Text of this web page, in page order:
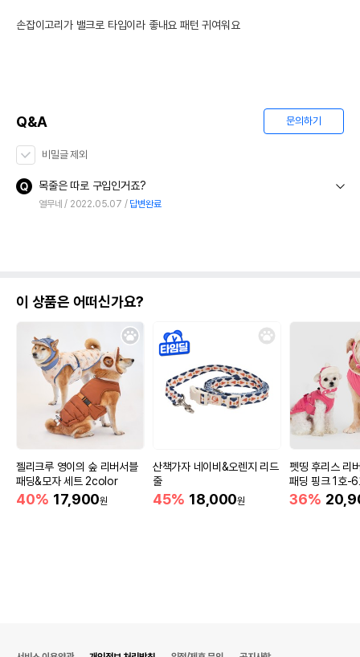
손잡이고리가 밸크로 타입이라 좋내요 패턴 귀여워요
Q&A 문의하기
비밀글 제외
목줄은 따로 구입인거죠?
열무네 2022.05.07 답변완료
이 상품은 어떠신가요?
젤리크루 영이의 숲 리버서블
패딩&모자 세트 2color
40% 17,900원
산책가자 네이비&오렌지 리드
줄
45% 18,000원
펫띵 후리스 리
패딩 핑크 1호-6
36%